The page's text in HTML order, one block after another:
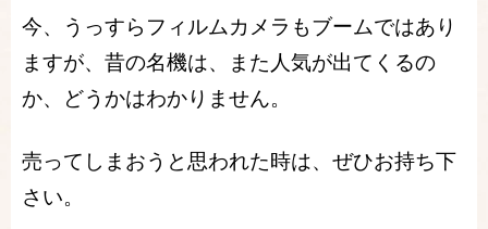
今、うっすらフィルムカメラもブームではあり
ますが、昔の名機は、また人気が出てくるの
か、どうかはわかりません。
売ってしまおうと思われた時は、ぜひお持ち下
さい。